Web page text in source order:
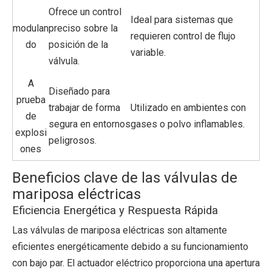
modulan
do
Ofrece un control
preciso sobre la
posición de la
válvula.
Ideal para sistemas que
requieren control de flujo
variable.
A
prueba
de
explosi
ones
Diseñado para
trabajar de forma
segura en entornos
peligrosos.
Utilizado en ambientes con
gases o polvo inflamables.
Beneficios clave de las válvulas de
mariposa eléctricas
Eficiencia Energética y Respuesta Rápida
Las válvulas de mariposa eléctricas son altamente
eficientes energéticamente debido a su funcionamiento
con bajo par. El actuador eléctrico proporciona una apertura